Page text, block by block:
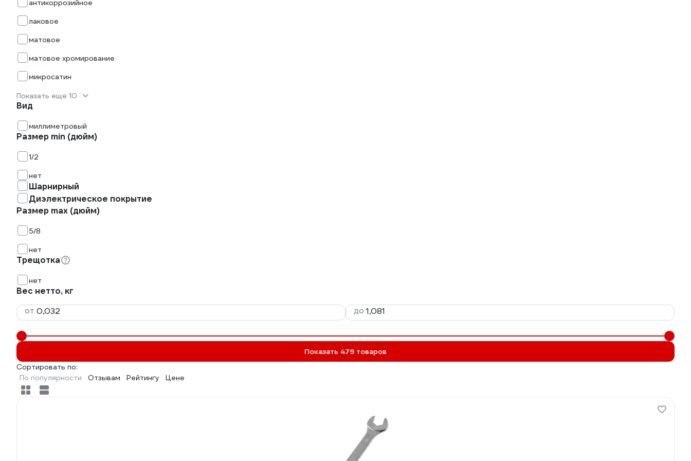
антикоррозийное
лаковое
матовое
матовое хромирование
микросатин
Показать еще 10
Вид
миллиметровый
Размер min (дюйм)
1/2
нет
Шарнирный
Диэлектрическое покрытие
Размер max (дюйм)
5/8
нет
Трещотка
нет
Вес нетто, кг
от
до
Показать 479 товаров
Сортировать по:
По популярности
Отзывам Рейтингу Цене